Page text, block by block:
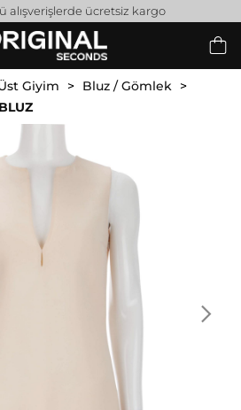
alışverişlerde ücretsiz kargo
Giyim
Bluz / Gömlek